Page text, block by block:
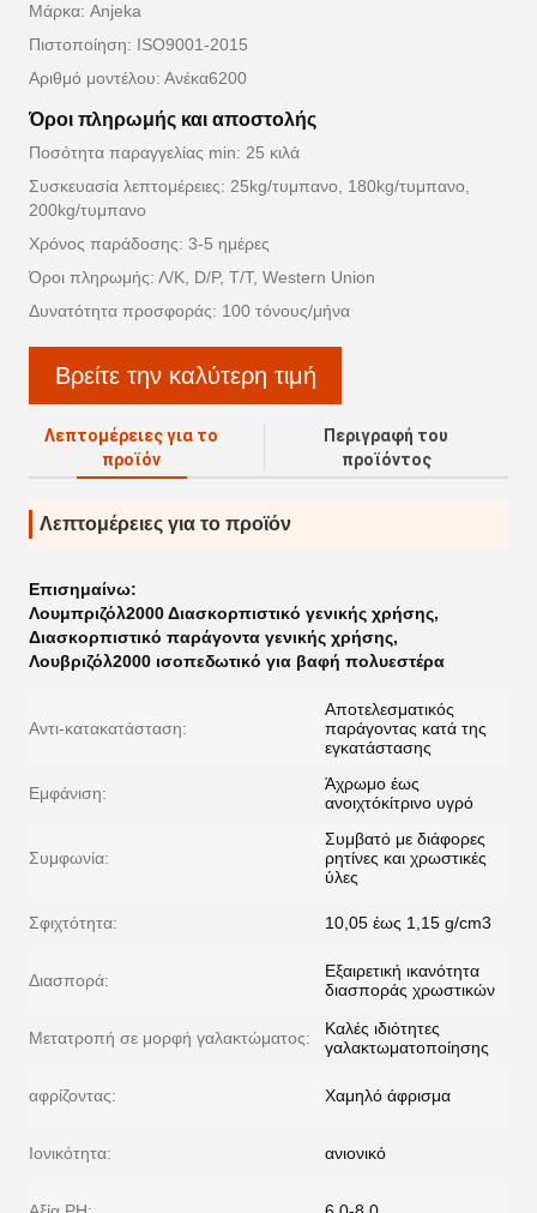
Μάρκα: Anjeka
Πιστοποίηση: ISO9001-2015
Αριθμό μοντέλου: Ανέκα6200
Όροι πληρωμής και αποστολής
Ποσότητα παραγγελίας min: 25 κιλά
Συσκευασία λεπτομέρειες: 25kg/τυμπανο, 180kg/τυμπανο,
200kg/τυμπανο
Χρόνος παράδοσης: 3-5 ημέρες
Όροι πληρωμής: Λ/Κ, D/P, T/T, Western Union
Δυνατότητα προσφοράς: 100 τόνους/μήνα
Βρείτε την καλύτερη τιμή
Λεπτομέρειες για το
προϊόν
Περιγραφή του
προϊόντος
Λεπτομέρειες για το προϊόν
Επισημαίνω:
Λουμπριζόλ2000 Διασκορπιστικό γενικής χρήσης,
Διασκορπιστικό παράγοντα γενικής χρήσης,
Λουβριζόλ2000 ισοπεδωτικό για βαφή πολυεστέρα
Αντι-κατακατάσταση:
Αποτελεσματικός
παράγοντας κατά της
εγκατάστασης
Εμφάνιση:
Άχρωμο έως
ανοιχτόκίτρινο υγρό
Συμφωνία:
Συμβατό με διάφορες
ρητίνες και χρωστικές
ύλες
Σφιχτότητα: 10,05 έως 1,15 g/cm3
Διασπορά:
Εξαιρετική ικανότητα
διασποράς χρωστικών
Μετατροπή σε μορφή γαλακτώματος:
Καλές ιδιότητες
γαλακτωματοποίησης
αφρίζοντας: Χαμηλό άφρισμα
Ιονικότητα: ανιονικό